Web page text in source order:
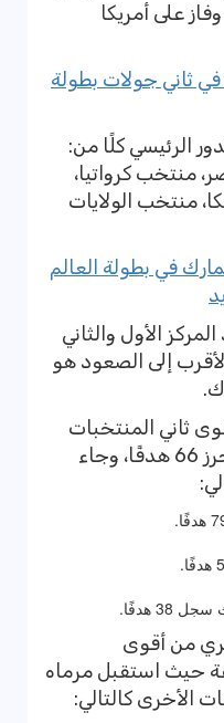
بنتيجة ”19-30”، وفاز على أمريكا
ثاني جولات بطولة
الرئيسي كلًا من:
منتخب كرواتيا،
منتخب الولايات
في بطولة العالم
الأول والثاني
إلى دور الـ 8، والأقرب إلى الصعود هو
ثاني المنتخبات
هجومًا في المجموعة حيث أحرز 66 هدفًا، وجاء
هدفًا.
من أقوى
حيث استقبل مرماه